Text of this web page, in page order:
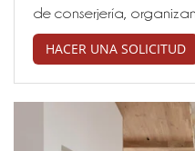
de conserjería,
HACER UNA SOLICITUD